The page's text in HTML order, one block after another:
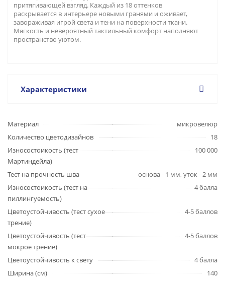
притягивающей взгляд. Каждый из 18 оттенков
раскрывается в интерьере новыми гранями и оживает,
завораживая игрой света и тени на поверхности ткани.
Мягкость и невероятный тактильный комфорт наполняют
пространство уютом.
Характеристики
Материал
микровелюр
Количество цветодизайнов
18
Износостоикость (тест
Мартиндейла)
100 000
Тест на прочность шва
основа - 1 мм, уток - 2 мм
Износостоикость (тест на
пиллингуемость)
4 балла
Цветоустойчивость (тест сухое
трение)
4-5 баллов
Цветоустойчивость (тест
мокрое трение)
4-5 баллов
Цветоустойчивость к свету
4 балла
Ширина (см)
140